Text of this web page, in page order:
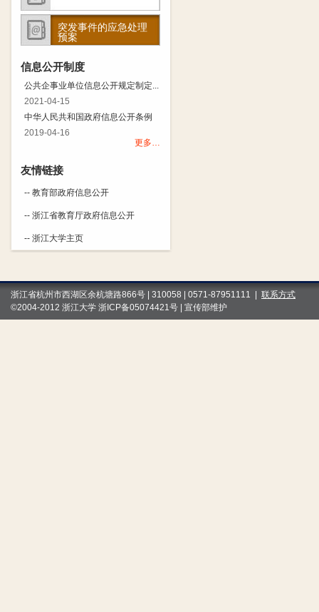
突发事件的应急处理
预案
信息公开制度
公共企事业单位信息公开规定制定...
2021-04-15
中华人民共和国政府信息公开条例
2019-04-16
更多…
友情链接
-- 教育部政府信息公开
-- 浙江省教育厅政府信息公开
-- 浙江大学主页
浙江省杭州市西湖区余杭塘路866号 | 310058 | 0571-87951111 | 联系方式
©2004-2012 浙江大学 浙ICP备05074421号 | 宣传部维护